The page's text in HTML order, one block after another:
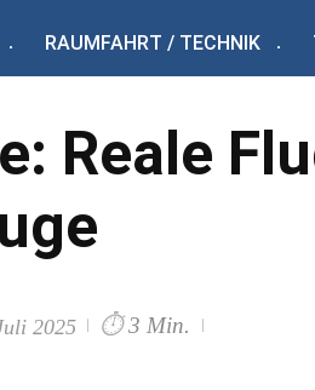
RAUMFAHRT / TECHNIK
Reale
2025 ⏱ 3 Min.